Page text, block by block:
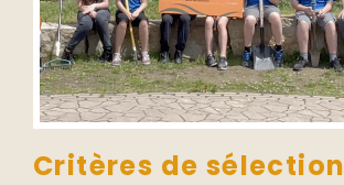
Critères de sélection